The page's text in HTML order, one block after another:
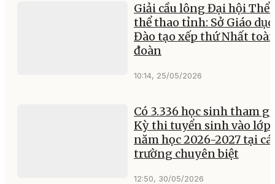
Giải cầu lông Đại hội Thể
thể thao tỉnh: Sở Giáo dục
Đào tạo xếp thứ Nhất
đoàn
10:14, 25/05/2026
Có 3.336 học sinh tham
Kỳ thi tuyển sinh vào lớp
năm học 2026-2027 tại
trường chuyên biệt
12:50, 30/05/2026